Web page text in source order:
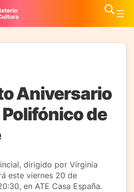
Aniversario
de
dirigido por Virginia
este viernes 20 de
en ATE Casa España.